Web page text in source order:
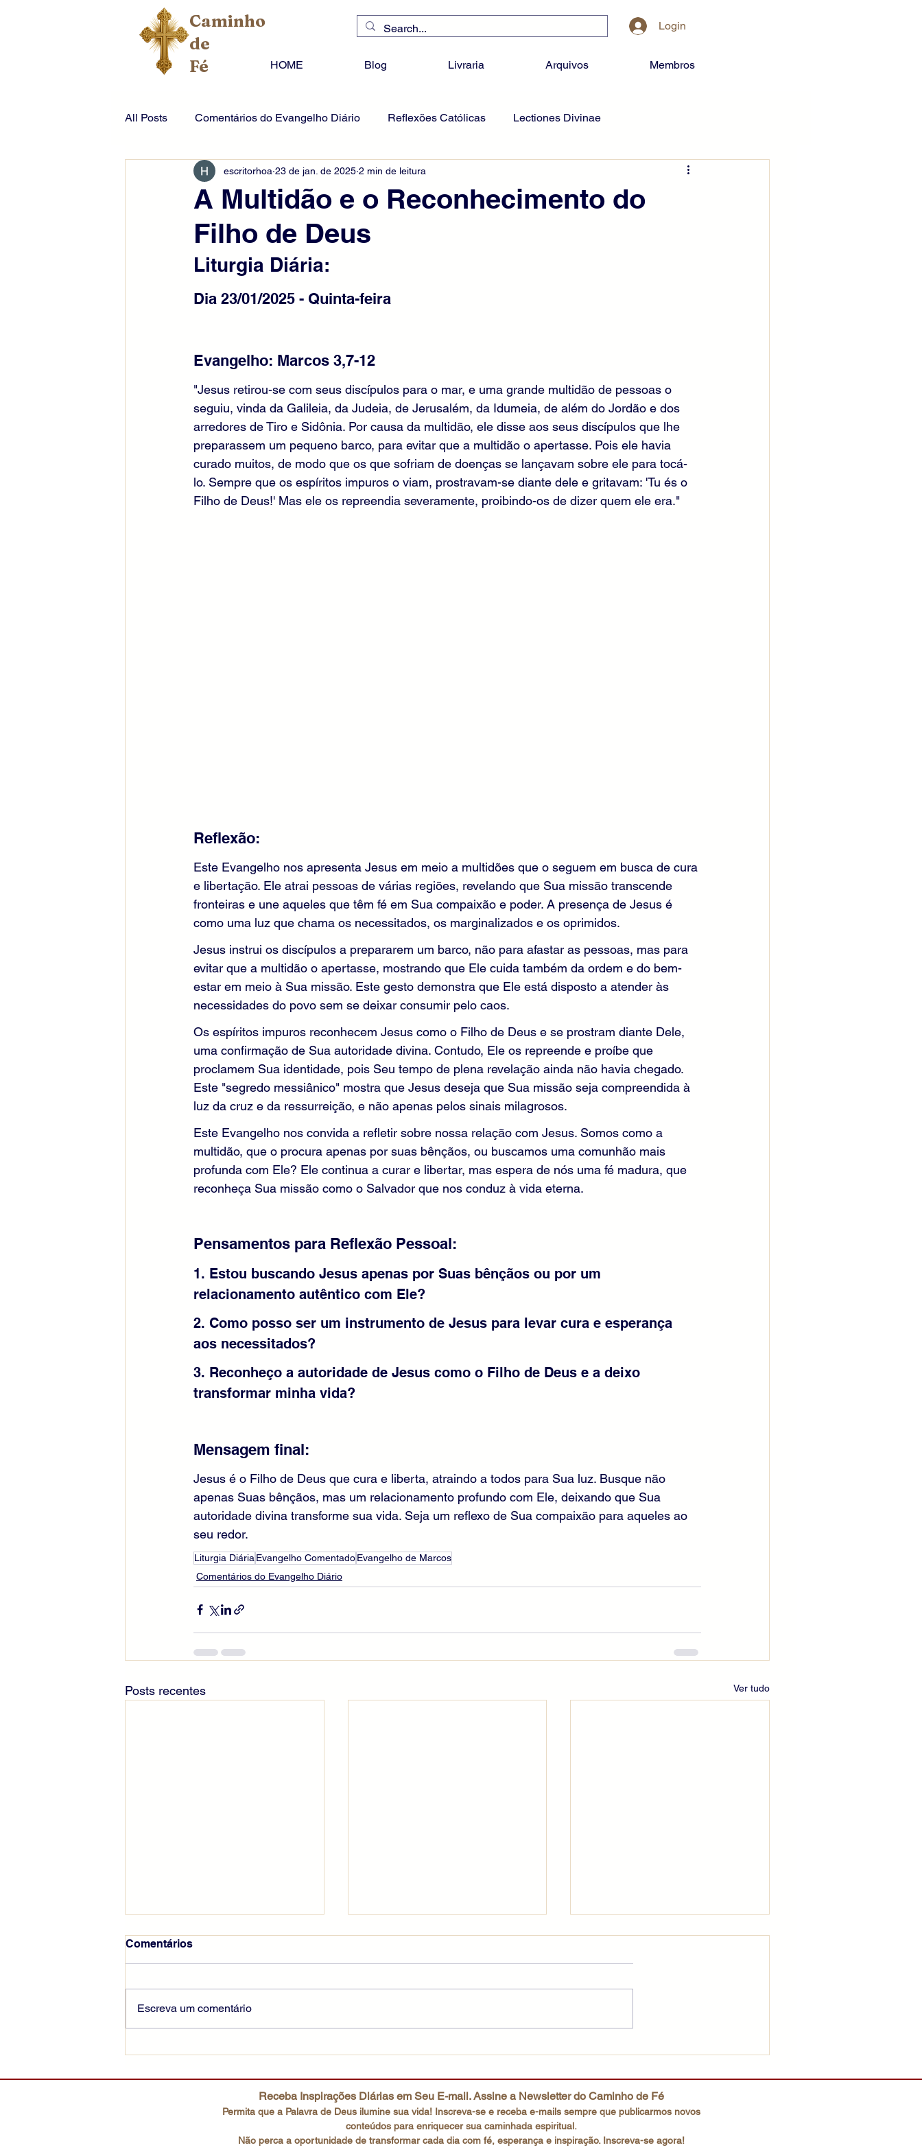
Caminho
de
Fé
Login
HOME Blog Livraria Arquivos Membros
All Posts Comentários do Evangelho Diário Reflexões Católicas Lectiones Divinae
A Multidão e o Reconhecimento do
Filho de Deus
escritorhoa 23 de jan. de 2025 2 min de leitura
Liturgia Diária:
Dia 23/01/2025 - Quinta-feira
Evangelho: Marcos 3,7-12
"Jesus retirou-se com seus discípulos para o mar, e uma grande multidão de pessoas o
seguiu, vinda da Galileia, da Judeia, de Jerusalém, da Idumeia, de além do Jordão e dos
arredores de Tiro e Sidônia. Por causa da multidão, ele disse aos seus discípulos que lhe
preparassem um pequeno barco, para evitar que a multidão o apertasse. Pois ele havia
curado muitos, de modo que os que sofriam de doenças se lançavam sobre ele para tocá-
lo. Sempre que os espíritos impuros o viam, prostravam-se diante dele e gritavam: 'Tu és o
Filho de Deus!' Mas ele os repreendia severamente, proibindo-os de dizer quem ele era."
Reflexão:
Este Evangelho nos apresenta Jesus em meio a multidões que o seguem em busca de cura
e libertação. Ele atrai pessoas de várias regiões, revelando que Sua missão transcende
fronteiras e une aqueles que têm fé em Sua compaixão e poder. A presença de Jesus é
como uma luz que chama os necessitados, os marginalizados e os oprimidos.
Jesus instrui os discípulos a prepararem um barco, não para afastar as pessoas, mas para
evitar que a multidão o apertasse, mostrando que Ele cuida também da ordem e do bem-
estar em meio à Sua missão. Este gesto demonstra que Ele está disposto a atender às
necessidades do povo sem se deixar consumir pelo caos.
Os espíritos impuros reconhecem Jesus como o Filho de Deus e se prostram diante Dele,
uma confirmação de Sua autoridade divina. Contudo, Ele os repreende e proíbe que
proclamem Sua identidade, pois Seu tempo de plena revelação ainda não havia chegado.
Este "segredo messiânico" mostra que Jesus deseja que Sua missão seja compreendida à
luz da cruz e da ressurreição, e não apenas pelos sinais milagrosos.
Este Evangelho nos convida a refletir sobre nossa relação com Jesus. Somos como a
multidão, que o procura apenas por suas bênçãos, ou buscamos uma comunhão mais
profunda com Ele? Ele continua a curar e libertar, mas espera de nós uma fé madura, que
reconheça Sua missão como o Salvador que nos conduz à vida eterna.
Pensamentos para Reflexão Pessoal:
1. Estou buscando Jesus apenas por Suas bênçãos ou por um
relacionamento autêntico com Ele?
2. Como posso ser um instrumento de Jesus para levar cura e esperança
aos necessitados?
3. Reconheço a autoridade de Jesus como o Filho de Deus e a deixo
transformar minha vida?
Mensagem final:
Jesus é o Filho de Deus que cura e liberta, atraindo a todos para Sua luz. Busque não
apenas Suas bênçãos, mas um relacionamento profundo com Ele, deixando que Sua
autoridade divina transforme sua vida. Seja um reflexo de Sua compaixão para aqueles ao
seu redor.
Liturgia Diária Evangelho ComentadoEvangelho de Marcos
Comentários do Evangelho Diário
Posts recentes Ver tudo
Escutai o Filho amado
Comentários
Escreva um comentário
Receba Inspirações Diárias em Seu E-mail. Assine a Newsletter do Caminho de Fé
Permita que a Palavra de Deus ilumine sua vida! Inscreva-se e receba e-mails sempre que publicarmos novos
conteúdos para enriquecer sua caminhada espiritual.
Não perca a oportunidade de transformar cada dia com fé, esperança e inspiração. Inscreva-se agora!